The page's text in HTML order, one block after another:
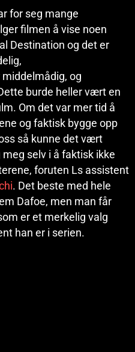
for seg mange
filmen å vise noen
Destination og det er
og
burde heller vært en
Om det var mer tid å
og faktisk bygge opp
så kunne det vært
selv i å faktisk ikke
foruten Ls assistent
. Det beste med hele
Dafoe, men man får
er et merkelig valg
han er i serien.